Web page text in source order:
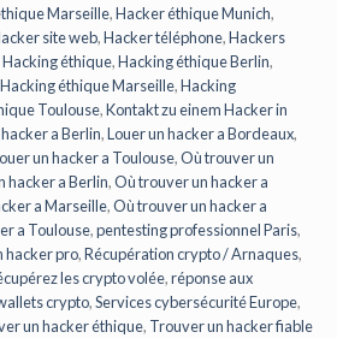
Marseille,Hacker éthique Munich,
site web,Hacker téléphone,Hackers
Hacking éthique,Hacking éthique Berlin,
Hacking éthique Marseille,Hacking
Toulouse,Kontakt zu einem Hacker in
a Berlin,Louer un hacker a Bordeaux,
un hacker a Toulouse,Où trouver un
hacker a Berlin,Où trouver un hacker a
a Marseille,Où trouver un hacker a
a Toulouse,pentesting professionnel Paris,
hacker pro,Récupération crypto / Arnaques,
les crypto volée,réponse aux
crypto,Services cybersécurité Europe,
un hacker éthique, Trouver un hacker fiable